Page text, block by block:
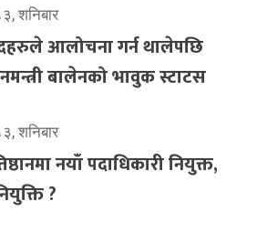
शनिबार
आलोचना गर्न थालेपछि
बालेनको भावुक स्टाटस
शनिबार
नयाँ पदाधिकारी नियुक्त,
?